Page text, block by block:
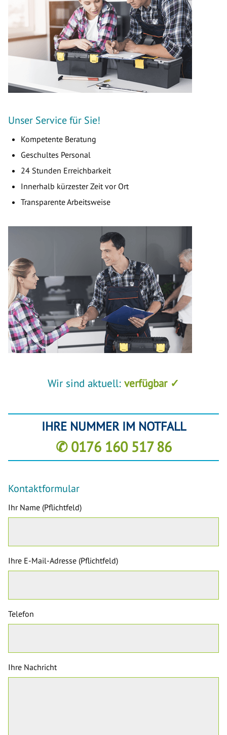
Unser Service für Sie!
Kompetente Beratung
Geschultes Personal
24 Stunden Erreichbarkeit
Innerhalb kürzester Zeit vor Ort
Transparente Arbeitsweise
Wir sind aktuell: verfügbar ✓
IHRE NUMMER IM NOTFALL
✆ 0176 160 517 86
Kontaktformular
Ihr Name (Pflichtfeld)
Ihre E-Mail-Adresse (Pflichtfeld)
Telefon
Ihre Nachricht